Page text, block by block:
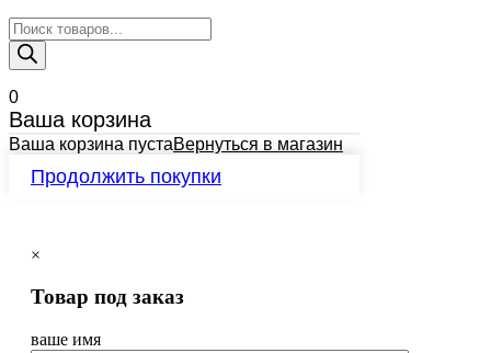
Поиск
товаров
0
Ваша корзина
Ваша корзина пустаВернуться в магазин
Продолжить покупки
×
Товар под заказ
ваше имя